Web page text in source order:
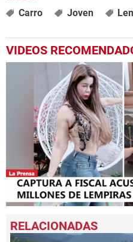
Carro Joven
VIDEOS
seconds
of
1